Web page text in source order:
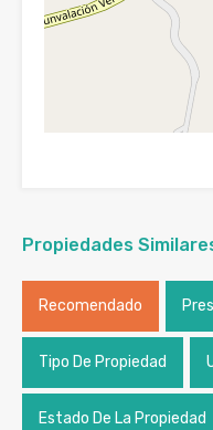
Propiedades
Recomendado
Tipo De Propiedad
Estado De La Propiedad